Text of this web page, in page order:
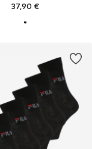
37,90 €